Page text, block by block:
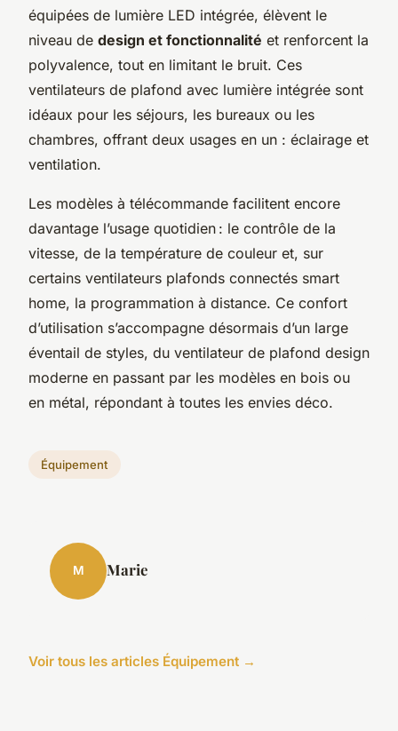
équipées de lumière LED intégrée, élèvent le
niveau de design et fonctionnalité et renforcent la
polyvalence, tout en limitant le bruit. Ces
ventilateurs de plafond avec lumière intégrée sont
idéaux pour les séjours, les bureaux ou les
chambres, offrant deux usages en un : éclairage et
ventilation.
Les modèles à télécommande facilitent encore
davantage l’usage quotidien : le contrôle de la
vitesse, de la température de couleur et, sur
certains ventilateurs plafonds connectés smart
home, la programmation à distance. Ce confort
d’utilisation s’accompagne désormais d’un large
éventail de styles, du ventilateur de plafond design
moderne en passant par les modèles en bois ou
en métal, répondant à toutes les envies déco.
Équipement
M Marie
Voir tous les articles Équipement →